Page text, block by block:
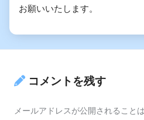
お願いいたします。
コメントを残す
メールアドレスが公開されること